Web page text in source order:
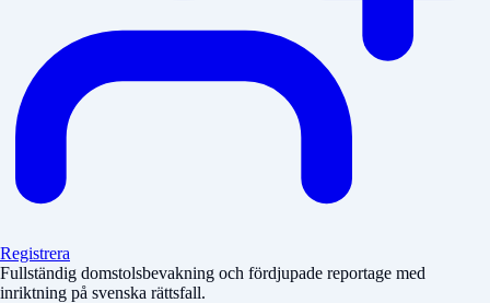
Registrera
Fullständig domstolsbevakning och fördjupade reportage med
inriktning på svenska rättsfall.